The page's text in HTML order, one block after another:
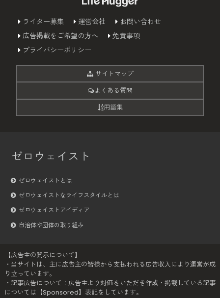
ライター募集 運営会社
お問い合わせ
広告掲載をご希望の方へ
免責事項
プライバシーポリシー
サイトマップ
よくある質問
用語集
ゼロウェイスト
ゼロウェイストとは
ゼロウェイストなライフスタイルとは
ゼロウェイストアイディア
自治体や団体の取り組み
【広告主の開示について】
・当サイトは、主に広告主の皆様から支払われる広告収入により運営が成
り立っています。
・記事広告について：広告主より対価をいただき作成・掲載している記事
については【Sponsored】表記をしています。